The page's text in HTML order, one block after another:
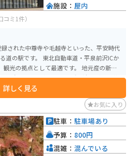
コミ1件）
された中尊寺や毛越寺といった、平安時代
動車道・平泉前沢ICか
光の拠点として最適です。 地元産の新鮮な
、岩手県産の南部鉄器や秀衡塗などの工芸
や麺類が味わえるレストランなどがありま
車場があるので安心して駐車できます。 平
じめ、浄土庭園が美しい毛越寺など、歴史
います。 周辺には、柳之御所資料館や達谷
ます。 また、わんこそばやひっつみなどの
、歴史と自然、食を満喫できる魅力的な観
詳しく見る
施設： 屋内
お気に入り
駐車： 駐車場あり
予算： 800円
混雑： 混んでいる